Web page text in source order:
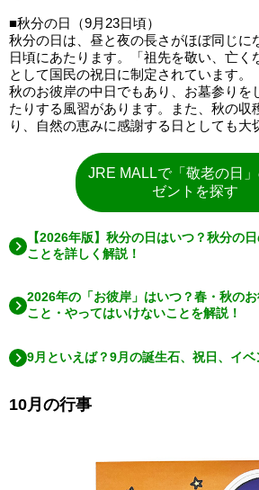
■秋分の日（9月23日頃）
秋分の日は、昼と夜の長さがほぼ同じに
日頃にあたります。「祖先を敬い、亡く
として国民の祝日に制定されています。
秋のお彼岸の中日でもあり、お墓参りを
たりする風習があります。また、秋の収
り、自然の恵みに感謝する日としても大
JRE MALLで「敬老の日
ゼントを探す
【2026年版】秋分の日はいつ？秋分の
ことを詳しく解説！
2026年の「お彼岸」はいつ？春・秋の
こと・やってはいけないことを解説！
9月といえば？9月の誕生石、祝日、イ
10月の行事